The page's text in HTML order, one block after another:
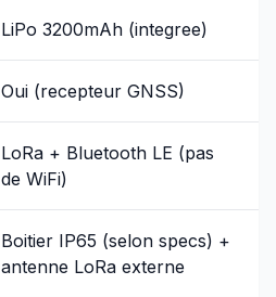
LiPo 3200mAh (integree)
Oui (recepteur GNSS)
LoRa + Bluetooth LE (pas
de WiFi)
Boitier IP65 (selon specs) +
antenne LoRa externe